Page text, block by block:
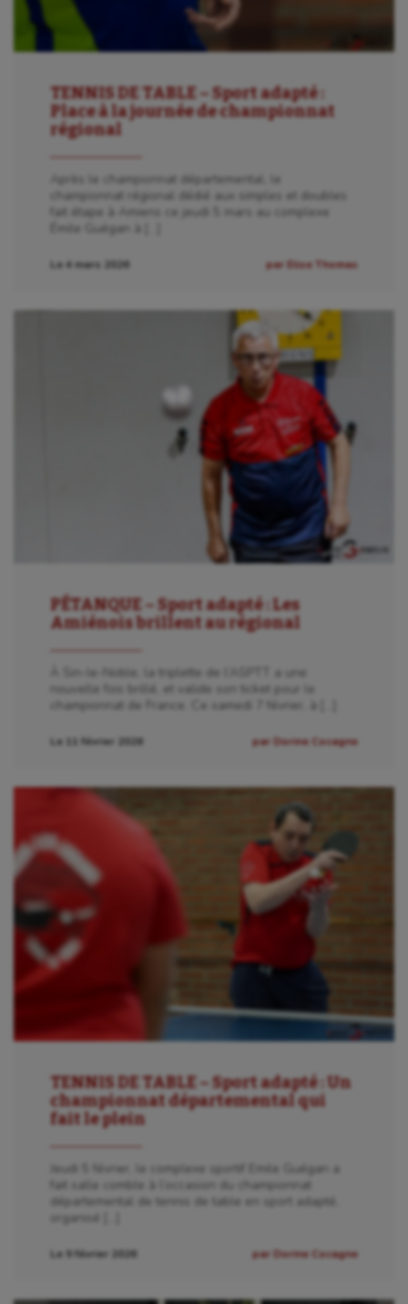
Aéronautique
Athlétisme
Aviron
Balle à la main
Ballon au poing
Baseball
Billard
Canoë-kayak
Cerf Volant
Cheerleading
Course à pied
TENNIS DE TABLE – Sport adapté :
Place à la journée de championnat
régional
Après le championnat départemental, le
championnat régional dédié aux simples et doubles
fait étape à Amiens ce jeudi 5 mars au complexe
Émile Guégan à […]
Le 4 mars 2026 par Elise Thomas
PÉTANQUE – Sport adapté : Les
Amiénois brillent au régional
À Sin-le-Noble, la triplette de l’ASPTT a une
nouvelle fois brillé, et valide son ticket pour le
championnat de France. Ce samedi 7 février, à […]
Le 11 février 2026 par Dorine Cocagne
TENNIS DE TABLE – Sport adapté : Un
championnat départemental qui
fait le plein
Jeudi 5 février, le complexe sportif Emile Guégan a
fait salle comble à l’occasion du championnat
départemental de tennis de table en sport adapté,
organisé […]
Le 9 février 2026 par Dorine Cocagne